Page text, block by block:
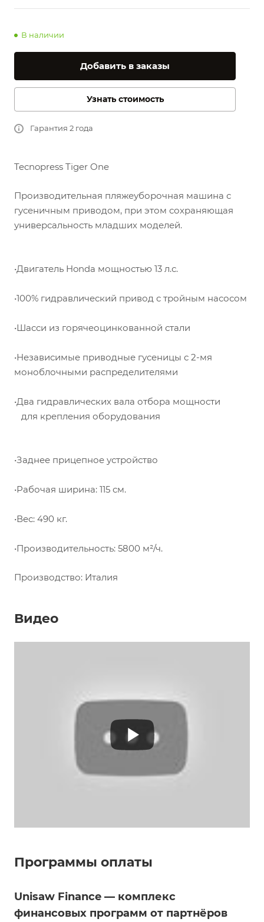
В наличии
Добавить в заказы
Узнать стоимость
Гарантия 2 года
Tecnopress Tiger One
Производительная пляжеуборочная машина с
гусеничным приводом, при этом сохраняющая
универсальность младших моделей.
•Двигатель Honda мощностью 13 л.с.
•100% гидравлический привод с тройным насосом
•Шасси из горячеоцинкованной стали
•Независимые приводные гусеницы с 2-мя
моноблочными распределителями
•Два гидравлических вала отбора мощности
для крепления оборудования
•Заднее прицепное устройство
•Рабочая ширина: 115 см.
•Вес: 490 кг.
•Производительность: 5800 м²/ч.
Производство: Италия
Видео
Программы оплаты
Unisaw Finance — комплекс
финансовых программ от партнёров